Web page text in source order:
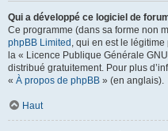
Qui a développé ce logiciel de
Ce programme (dans sa forme non
phpBB Limited , qui en est le
la « Licence Publique Générale
distribué gratuitement. Pour plus
« À propos de phpBB » (en anglais).
Haut